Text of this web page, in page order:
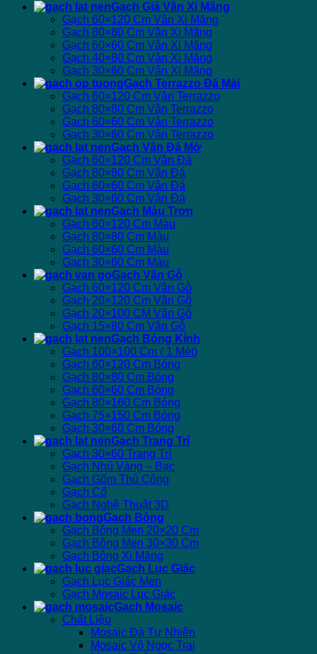
Gạch Giả Vân Xi Măng
Gạch 60×120 Cm Vân Xi Măng
Gạch 80×80 Cm Vân Xi Măng
Gạch 60×60 Cm Vân Xi Măng
Gạch 40×80 Cm Vân Xi Măng
Gạch 30×60 Cm Vân Xi Măng
Gạch Terrazzo Đá Mài
Gạch 60×120 Cm Vân Terrazzo
Gạch 80×80 Cm Vân Terrazzo
Gạch 60×60 Cm Vân Terrazzo
Gạch 30×60 Cm Vân Terrazzo
Gạch Vân Đá Mờ
Gạch 60×120 Cm Vân Đá
Gạch 80×80 Cm Vân Đá
Gạch 60×60 Cm Vân Đá
Gạch 30×60 Cm Vân Đá
Gạch Màu Trơn
Gạch 60×120 Cm Màu
Gạch 80×80 Cm Màu
Gạch 60×60 Cm Màu
Gạch 30×60 Cm Màu
Gạch Vân Gỗ
Gạch 60×120 Cm Vân Gỗ
Gạch 20×120 Cm Vân Gỗ
Gạch 20×100 CM Vân Gỗ
Gạch 15×80 Cm Vân Gỗ
Gạch Bóng Kính
Gạch 100×100 Cm ( 1 Mét)
Gạch 60×120 Cm Bóng
Gạch 80×80 Cm Bóng
Gạch 60×60 Cm Bóng
Gạch 80×160 Cm Bóng
Gạch 75×150 Cm Bóng
Gạch 30×60 Cm Bóng
Gạch Trang Trí
Gạch 30×60 Trang Trí
Gạch Nhủ Vàng – Bạc
Gạch Gốm Thủ Công
Gạch Cổ
Gạch Nghệ Thuật 3D
Gạch Bông
Gạch Bông Men 20×20 Cm
Gạch Bông Men 30×30 Cm
Gạch Bông Xi Măng
Gạch Lục Giác
Gạch Lục Giác Men
Gạch Mosaic Lục Giác
Gạch Mosaic
Chất Liệu
Mosaic Đá Tự Nhiên
Mosaic Vỏ Ngọc Trai